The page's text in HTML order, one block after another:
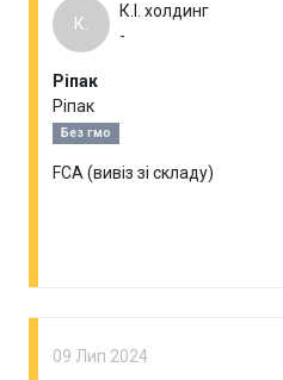
К.
К.І. холдинг
-
Ріпак
Ріпак
Без гмо
FCA (вивіз зі складу)
09 Лип 2024